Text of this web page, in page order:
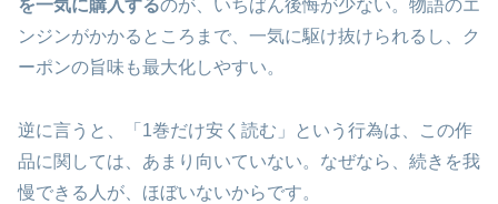
を一気に購入するのが、いちばん後悔が少ない。物語のエ
ンジンがかかるところまで、一気に駆け抜けられるし、ク
ーポンの旨味も最大化しやすい。
逆に言うと、「1巻だけ安く読む」という行為は、この作
品に関しては、あまり向いていない。なぜなら、続きを我
慢できる人が、ほぼいないからです。